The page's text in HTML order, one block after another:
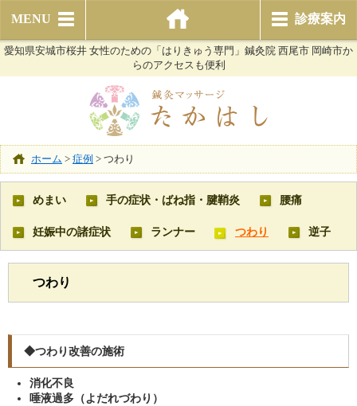
MENU 診療案内
愛知県安城市桜井 女性のための「はりきゅう専門」鍼灸院 西尾市 岡崎市か
らのアクセスも便利
ホーム > 症例 > つわり
めまい 手の症状・ばね指・腱鞘炎 腰痛
妊娠中の諸症状 ランナー つわり 逆子
つわり
◆つわり改善の施術
消化不良
唾液過多（よだれづわり）